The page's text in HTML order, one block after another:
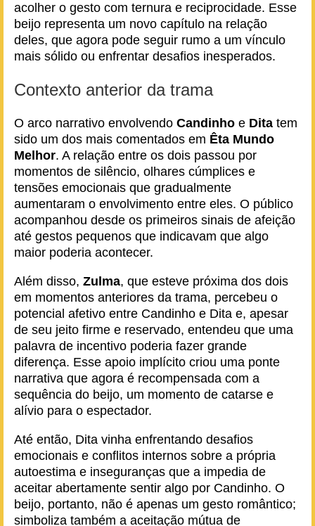
acolher o gesto com ternura e reciprocidade. Esse
beijo representa um novo capítulo na relação
deles, que agora pode seguir rumo a um vínculo
mais sólido ou enfrentar desafios inesperados.
Contexto anterior da trama
O arco narrativo envolvendo Candinho e Dita tem
sido um dos mais comentados em Êta Mundo
Melhor. A relação entre os dois passou por
momentos de silêncio, olhares cúmplices e
tensões emocionais que gradualmente
aumentaram o envolvimento entre eles. O público
acompanhou desde os primeiros sinais de afeição
até gestos pequenos que indicavam que algo
maior poderia acontecer.
Além disso, Zulma, que esteve próxima dos dois
em momentos anteriores da trama, percebeu o
potencial afetivo entre Candinho e Dita e, apesar
de seu jeito firme e reservado, entendeu que uma
palavra de incentivo poderia fazer grande
diferença. Esse apoio implícito criou uma ponte
narrativa que agora é recompensada com a
sequência do beijo, um momento de catarse e
alívio para o espectador.
Até então, Dita vinha enfrentando desafios
emocionais e conflitos internos sobre a própria
autoestima e inseguranças que a impedia de
aceitar abertamente sentir algo por Candinho. O
beijo, portanto, não é apenas um gesto romântico;
simboliza também a aceitação mútua de